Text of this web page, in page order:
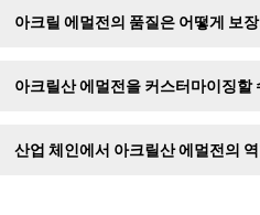
아크릴 에멀전의 품질은 어떻게 보
아크릴산 에멀전을 커스터마이징할
산업 체인에서 아크릴산 에멀전의